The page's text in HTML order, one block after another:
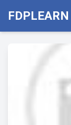
FDPLEARN